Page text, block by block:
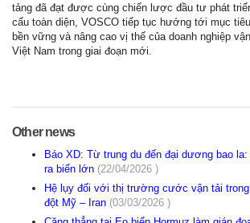
tảng đã đạt được cùng chiến lược đầu tư phát
cấu toàn diện, VOSCO tiếp tục hướng tới mục
bền vững và nâng cao vị thế của doanh nghiệp
Việt Nam trong giai đoạn mới.
Other news
Báo XD: Từ trung du đến đại dương bao
ra biển lớn (22/04/2026 )
Hệ lụy đối với thị trường cước vận tải
đột Mỹ – Iran (03/03/2026 )